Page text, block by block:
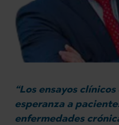
“Los ensayos
esperanza a
enfermedades